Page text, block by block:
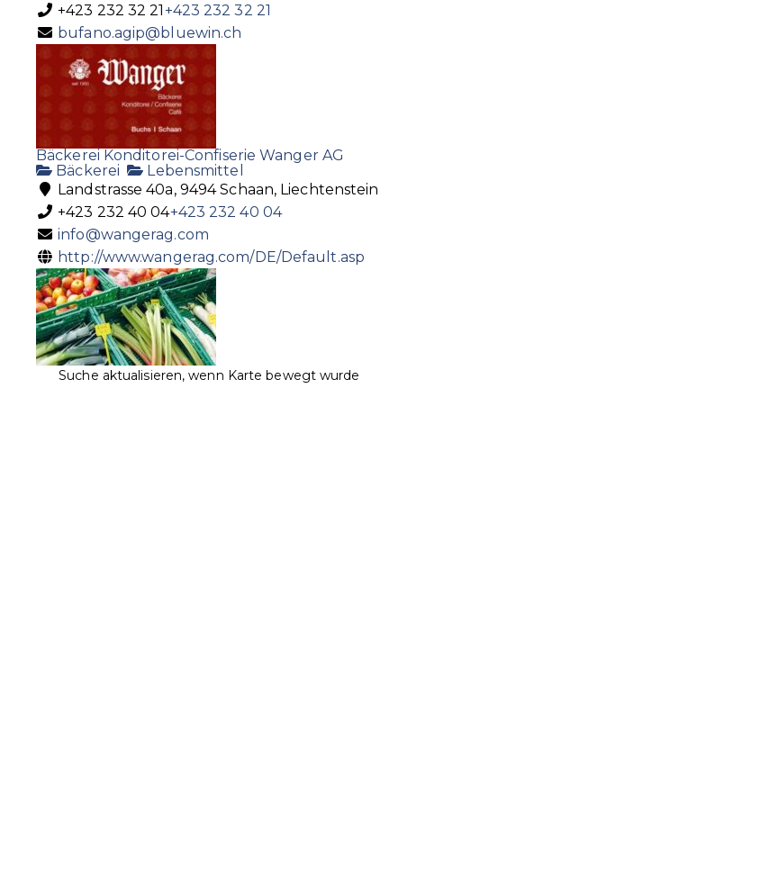
+423 232 32 21+423 232 32 21
bufano.agip@bluewin.ch
Bäckerei Konditorei-Confiserie Wanger AG
Bäckerei
Lebensmittel
Landstrasse 40a, 9494 Schaan, Liechtenstein
+423 232 40 04+423 232 40 04
info@wangerag.com
http://www.wangerag.com/DE/Default.asp
Gmüeslada
Suche aktualisieren, wenn Karte bewegt wurde